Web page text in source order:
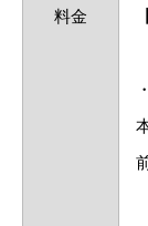
料金